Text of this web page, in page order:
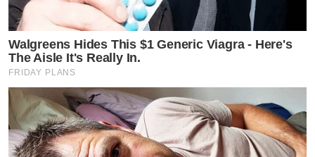
Walgreens Hides This $1 Generic Viagra - Here's
The Aisle It's Really In.
FRIDAY PLANS